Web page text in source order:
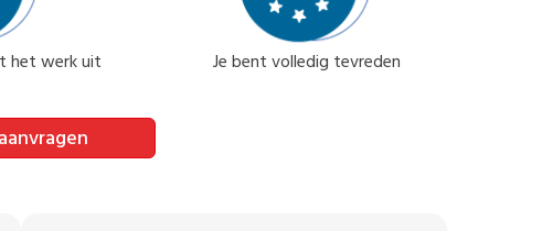
het werk uit Je bent volledig tevreden